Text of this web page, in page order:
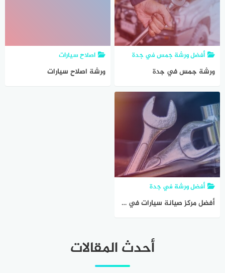
أفضل ورشة جمس في جدة
ورشة جمس في جدة
اصلاح سيارات
ورشة اصلاح سيارات
أفضل ورشة في جدة
أفضل مركز صيانة سيارات في جدة
أحدث المقالات